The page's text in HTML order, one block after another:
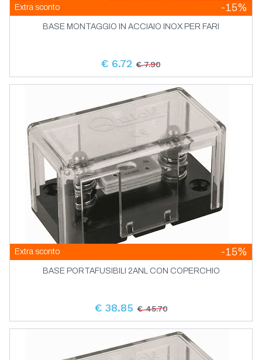
Extra sconto -15%
BASE MONTAGGIO IN ACCIAIO INOX PER FARI
€ 6.72 € 7.90
Extra sconto -15%
BASE PORTAFUSIBILI 2ANL CON COPERCHIO
€ 38.85 € 45.70